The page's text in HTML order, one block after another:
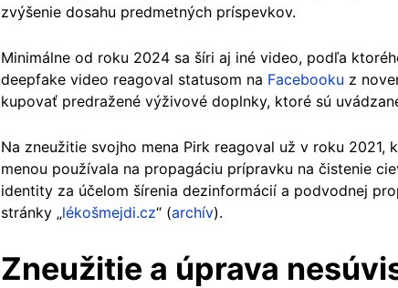
zvýšenie dosahu predmetných príspevkov.
Minimálne od roku 2024 sa šíri aj iné video, podľa
deepfake video reagoval statusom na Facebooku z
kupovať predražené výživové doplnky, ktoré sú
Na zneužitie svojho mena Pirk reagoval už v roku 2021,
menou používala na propagáciu prípravku na čistenie
identity za účelom šírenia dezinformácií a podvodnej
stránky „lékošmejdi.cz“ (archív).
Zneužitie a úprava